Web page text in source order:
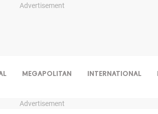
Advertisement
MEGAPOLITAN INTERNATIONAL
Advertisement